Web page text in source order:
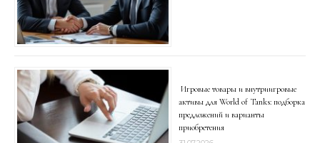
Игровые товары и внутриигровые
активы для World of Tanks: подборка
предложений и варианты
приобретения